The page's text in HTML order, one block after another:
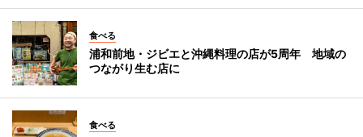
食べる
浦和前地・ジビエと沖縄料理の店が5周年 地域の
つながり生む店に
食べる